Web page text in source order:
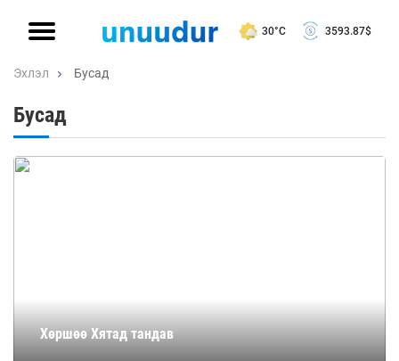
30°C 3593.87$
Эхлэл Бусад
Бусад
Хөршөө Хятад тандав